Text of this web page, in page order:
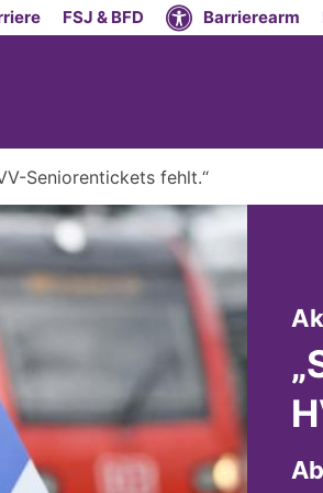
FSJ & BFD Barrierearm
Seniorentickets fehlt.“